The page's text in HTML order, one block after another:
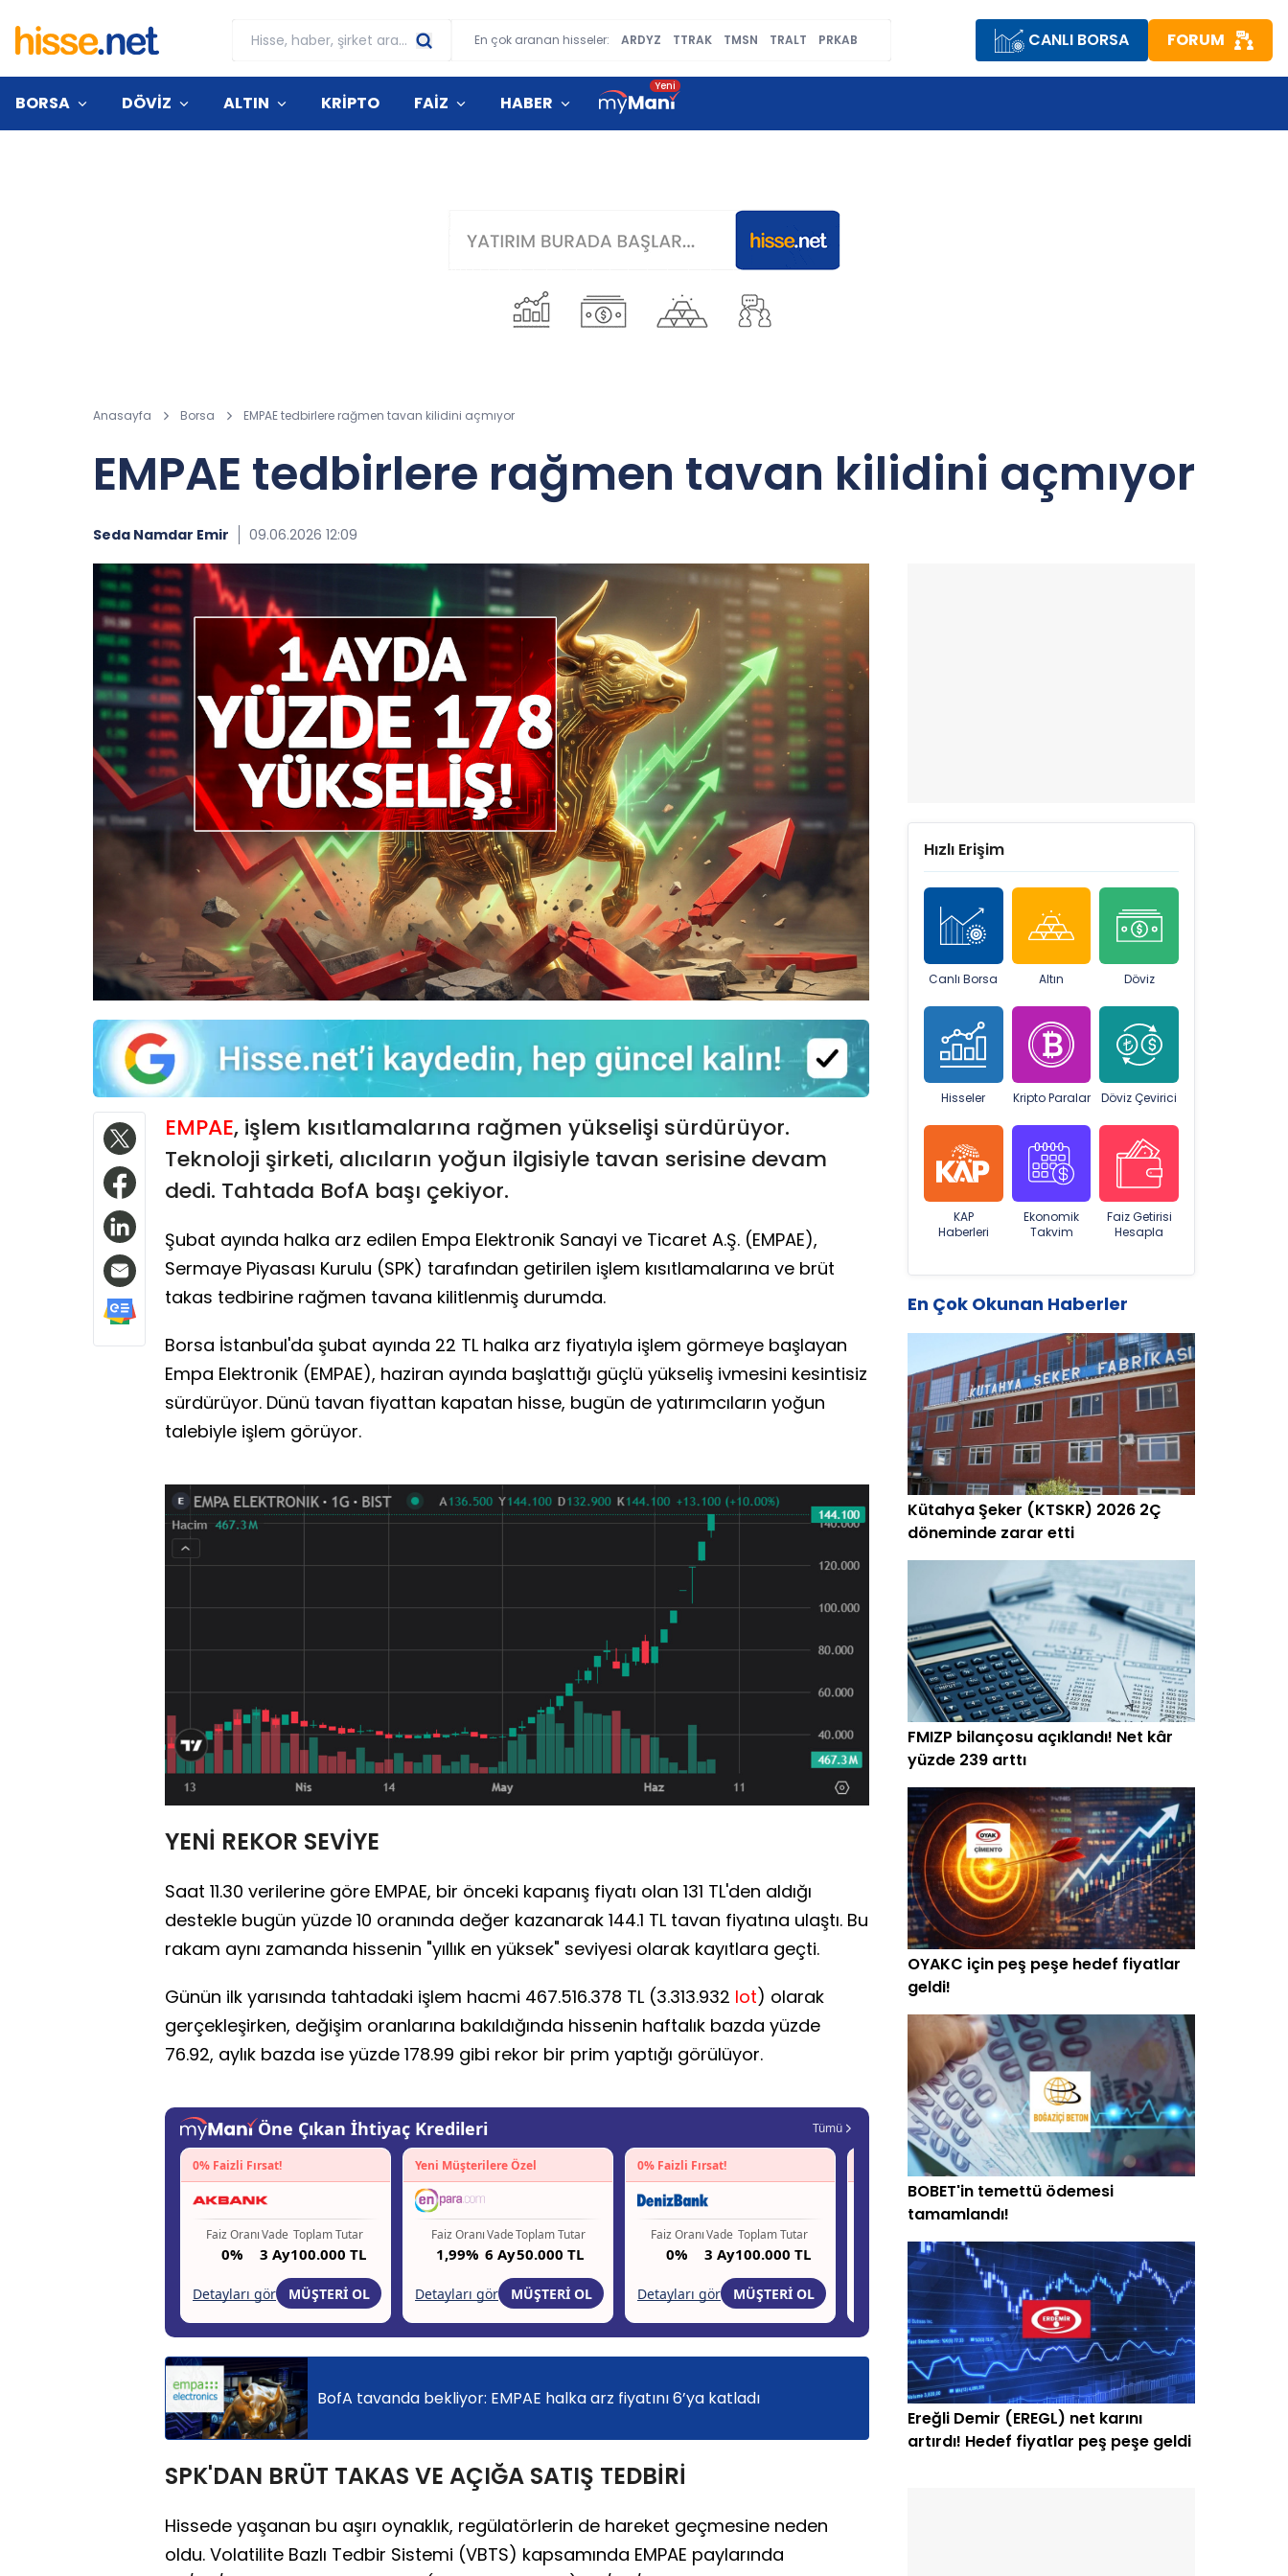
En çok aranan hisseler: ARDYZ TTRAK TMSN TRALT PRKAB CANLI BORSA FORUM
BORSA DÖVİZ ALTIN KRİPTO FAİZ HABER
Anasayfa Borsa EMPAE tedbirlere rağmen tavan kilidini açmıyor
EMPAE tedbirlere rağmen tavan kilidini açmıyor
Seda Namdar Emir 09.06.2026 12:09
EMPAE, işlem kısıtlamalarına rağmen yükselişi sürdürüyor.
Teknoloji şirketi, alıcıların yoğun ilgisiyle tavan serisine devam
dedi. Tahtada BofA başı çekiyor.
Şubat ayında halka arz edilen Empa Elektronik Sanayi ve Ticaret A.Ş. (EMPAE),
Sermaye Piyasası Kurulu (SPK) tarafından getirilen işlem kısıtlamalarına ve brüt
takas tedbirine rağmen tavana kilitlenmiş durumda.
Borsa İstanbul'da şubat ayında 22 TL halka arz fiyatıyla işlem görmeye başlayan
Empa Elektronik (EMPAE), haziran ayında başlattığı güçlü yükseliş ivmesini kesintisiz
sürdürüyor. Dünü tavan fiyattan kapatan hisse, bugün de yatırımcıların yoğun
talebiyle işlem görüyor.
YENİ REKOR SEVİYE
Saat 11.30 verilerine göre EMPAE, bir önceki kapanış fiyatı olan 131 TL'den aldığı
destekle bugün yüzde 10 oranında değer kazanarak 144.1 TL tavan fiyatına ulaştı. Bu
rakam aynı zamanda hissenin "yıllık en yüksek" seviyesi olarak kayıtlara geçti.
Günün ilk yarısında tahtadaki işlem hacmi 467.516.378 TL (3.313.932 lot) olarak
gerçekleşirken, değişim oranlarına bakıldığında hissenin haftalık bazda yüzde
76.92, aylık bazda ise yüzde 178.99 gibi rekor bir prim yaptığı görülüyor.
BofA tavanda bekliyor: EMPAE halka arz fiyatını 6’ya katladı
SPK'DAN BRÜT TAKAS VE AÇIĞA SATIŞ TEDBİRİ
Hissede yaşanan bu aşırı oynaklık, regülatörlerin de hareket geçmesine neden
oldu. Volatilite Bazlı Tedbir Sistemi (VBTS) kapsamında EMPAE paylarında
Hızlı Erişim
Canlı Borsa Altın Döviz
Hisseler Kripto Paralar Döviz Çevirici
KAP
Haberleri
Ekonomik
Takvim
Faiz Getirisi
Hesapla
En Çok Okunan Haberler
Kütahya Şeker (KTSKR) 2026 2Ç
döneminde zarar etti
FMIZP bilançosu açıklandı! Net kâr
yüzde 239 arttı
OYAKC için peş peşe hedef fiyatlar
geldi!
BOBET'in temettü ödemesi
tamamlandı!
Ereğli Demir (EREGL) net karını
artırdı! Hedef fiyatlar peş peşe geldi